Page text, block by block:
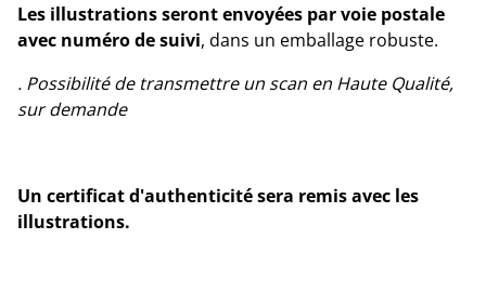
Les illustrations seront envoyées par voie postale
avec numéro de suivi, dans un emballage robuste.
. Possibilité de transmettre un scan en Haute Qualité,
sur demande
Un certificat d'authenticité sera remis avec les
illustrations.